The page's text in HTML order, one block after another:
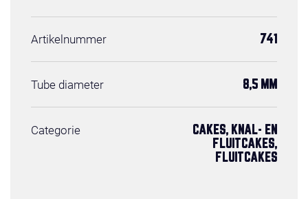
Artikelnummer 741
Tube diameter 8,5 MM
Categorie
CAKES, KNAL- EN
FLUITCAKES,
FLUITCAKES